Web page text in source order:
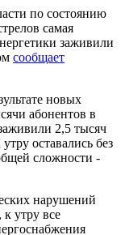
по состоянию
самая
заживили
сообщает
новых
абонентов в
2,5 тысяч
оставались без
сложности -
нарушений
к утру все